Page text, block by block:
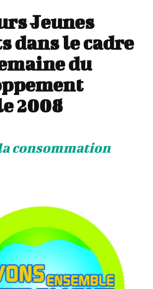
Jeunes
dans le cadre
du
2008
consommation